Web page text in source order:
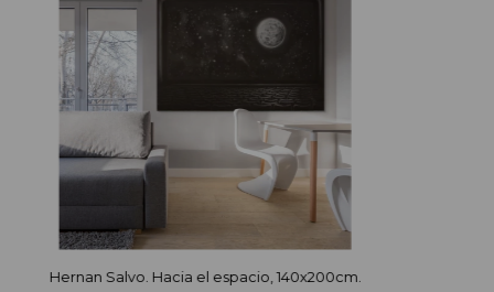
Hernan Salvo. Hacia el espacio, 140x200cm.